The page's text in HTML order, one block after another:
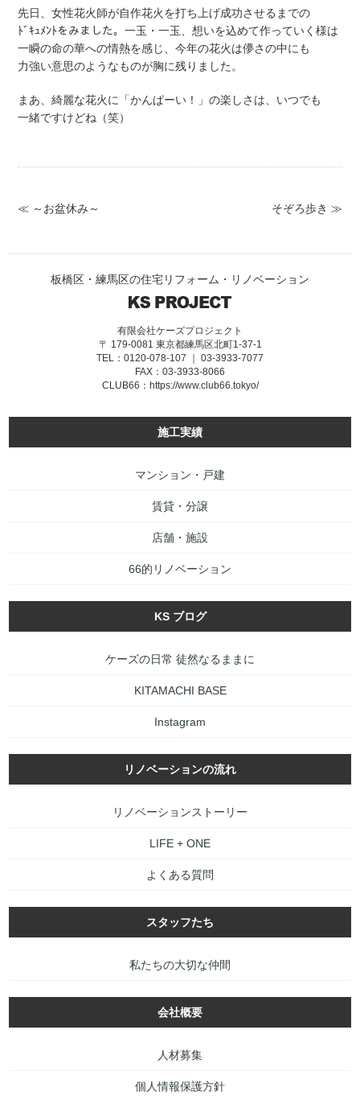
先日、女性花火師が自作花火を打ち上げ成功させるまでの
ﾄﾞｷｭﾒﾝﾄをみました。一玉・一玉、想いを込めて作っていく様は
一瞬の命の華への情熱を感じ、今年の花火は儚さの中にも
力強い意思のようなものが胸に残りました。
まあ、綺麗な花火に「かんぱーい！」の楽しさは、いつでも
一緒ですけどね（笑）
そぞろ歩き ≫
≪ ～お盆休み～
板橋区・練馬区の住宅リフォーム・リノベーション
有限会社ケーズプロジェクト
〒 179-0081 東京都練馬区北町1-37-1
TEL：0120-078-107 ｜ 03-3933-7077
FAX：03-3933-8066
CLUB66： https://www.club66.tokyo/
施工実績
マンション・戸建
賃貸・分譲
店舗・施設
66的リノベーション
KS ブログ
ケーズの日常 徒然なるままに
KITAMACHI BASE
Instagram
リノベーションの流れ
リノベーションストーリー
LIFE + ONE
よくある質問
スタッフたち
私たちの大切な仲間
会社概要
人材募集
個人情報保護方針